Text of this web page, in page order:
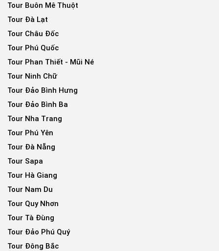
Tour Buôn Mê Thuột
Tour Đà Lạt
Tour Châu Đốc
Tour Phú Quốc
Tour Phan Thiết - Mũi Né
Tour Ninh Chữ
Tour Đảo Bình Hưng
Tour Đảo Bình Ba
Tour Nha Trang
Tour Phú Yên
Tour Đà Nẵng
Tour Sapa
Tour Hà Giang
Tour Nam Du
Tour Quy Nhơn
Tour Tà Đùng
Tour Đảo Phú Quý
Tour Đông Bắc